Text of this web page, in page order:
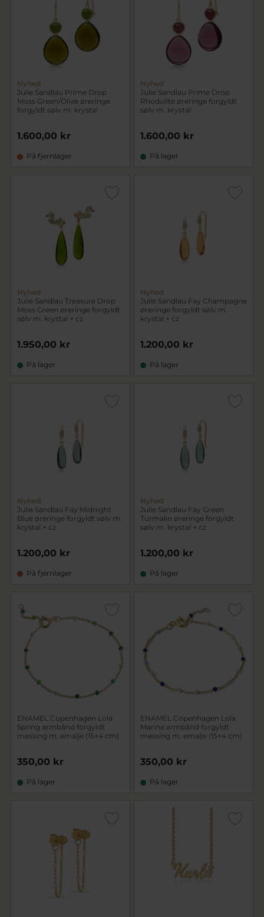
Nyhed
Julie Sandlau Prime Drop
Moss Green/Olive øreringe
forgyldt sølv m. krystal
1.600,00 kr
På fjernlager
Nyhed
Julie Sandlau Prime Drop
Rhodolite øreringe forgyldt
sølv m. krystal
1.600,00 kr
På lager
Nyhed
Julie Sandlau Treasure Drop
Moss Green øreringe forgyldt
sølv m. krystal + cz
1.950,00 kr
På lager
Nyhed
Julie Sandlau Fay Champagne
øreringe forgyldt sølv m.
krystal + cz
1.200,00 kr
På lager
Nyhed
Julie Sandlau Fay Midnight
Blue øreringe forgyldt sølv m.
krystal + cz
1.200,00 kr
På fjernlager
Nyhed
Julie Sandlau Fay Green
Turmalin øreringe forgyldt
sølv m. krystal + cz
1.200,00 kr
På lager
ENAMEL Copenhagen Lola
Spring armbånd forgyldt
messing m. emalje (15+4 cm)
350,00 kr
På lager
ENAMEL Copenhagen Lola
Marine armbånd forgyldt
messing m. emalje (15+4 cm)
350,00 kr
På lager